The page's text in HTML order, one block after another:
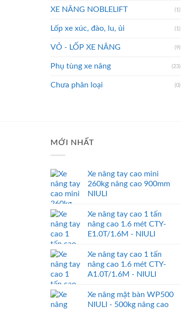
XE NÂNG NOBLELIFT (1)
Lốp xe xúc, đào, lu, ủi (1)
VỎ - LỐP XE NÂNG (9)
Phụ tùng xe nâng (23)
Chưa phân loại (0)
MỚI NHẤT
Xe nâng tay cao mini
260kg nâng cao 900mm
NIULI
Xe nâng tay cao 1 tấn
nâng cao 1.6 mét CTY-
E1.0T/1.6M - NIULI
Xe nâng tay cao 1 tấn
nâng cao 1.6 mét CTY-
A1.0T/1.6M - NIULI
Xe nâng mặt bàn WP500
NIULI - 500kg nâng cao